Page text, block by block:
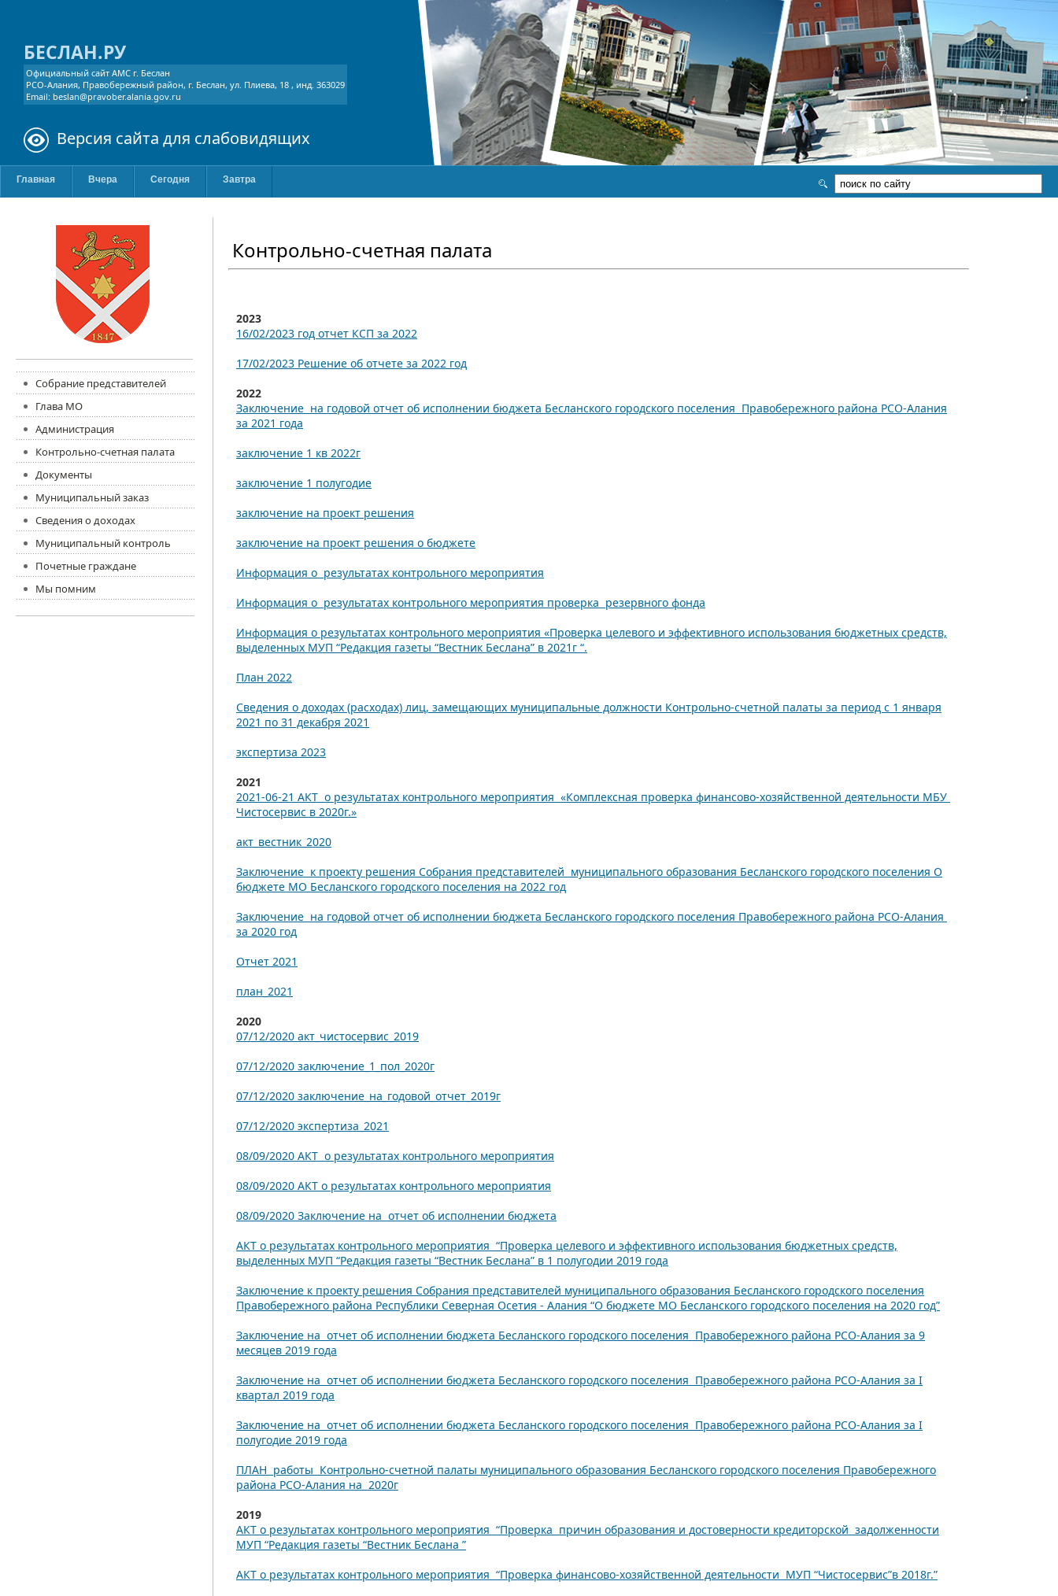
БЕСЛАН.РУ
Официальный сайт АМС г. Беслан
РСО-Алания, Правобережный район, г. Беслан, ул. Плиева, 18 , инд. 363029
Email: beslan@pravober.alania.gov.ru
Версия сайта для слабовидящих
Главная Вчера Сегодня Завтра
Собрание представителей
Глава МО
Администрация
Контрольно-счетная палата
Документы
Муниципальный заказ
Сведения о доходах
Муниципальный контроль
Почетные граждане
Мы помним
Контрольно-счетная палата
2023
16/02/2023 год отчет КСП за 2022
17/02/2023 Решение об отчете за 2022 год
2022
Заключение на годовой отчет об исполнении бюджета Бесланского городского поселения Правобережного района РСО-Алания
за 2021 года
заключение 1 кв 2022г
заключение 1 полугодие
заключение на проект решения
заключение на проект решения о бюджете
Информация о результатах контрольного мероприятия
Информация о результатах контрольного мероприятия проверка резервного фонда
Информация о результатах контрольного мероприятия «Проверка целевого и эффективного использования бюджетных средств,
выделенных МУП “Редакция газеты “Вестник Беслана” в 2021г “.
План 2022
Сведения о доходах (расходах) лиц, замещающих муниципальные должности Контрольно-счетной палаты за период с 1 января
2021 по 31 декабря 2021
экспертиза 2023
2021
2021-06-21 АКТ о результатах контрольного мероприятия «Комплексная проверка финансово-хозяйственной деятельности МБУ
Чистосервиc в 2020г.»
акт_вестник_2020
Заключение к проекту решения Собрания представителей муниципального образования Бесланского городского поселения О
бюджете МО Бесланского городского поселения на 2022 год
Заключение на годовой отчет об исполнении бюджета Бесланского городского поселения Правобережного района РСО-Алания
за 2020 год
Отчет 2021
план_2021
2020
07/12/2020 акт_чистосервис_2019
07/12/2020 заключение_1_пол_2020г
07/12/2020 заключение_на_годовой_отчет_2019г
07/12/2020 экспертиза_2021
08/09/2020 АКТ о результатах контрольного мероприятия
08/09/2020 АКТ о результатах контрольного мероприятия
08/09/2020 Заключение на отчет об исполнении бюджета
АКТ о результатах контрольного мероприятия “Проверка целевого и эффективного использования бюджетных средств,
выделенных МУП “Редакция газеты “Вестник Беслана” в 1 полугодии 2019 года
Заключение к проекту решения Собрания представителей муниципального образования Бесланского городского поселения
Правобережного района Республики Северная Осетия - Алания “О бюджете МО Бесланского городского поселения на 2020 год”
Заключение на отчет об исполнении бюджета Бесланского городского поселения Правобережного района РСО-Алания за 9
месяцев 2019 года
Заключение на отчет об исполнении бюджета Бесланского городского поселения Правобережного района РСО-Алания за I
квартал 2019 года
Заключение на отчет об исполнении бюджета Бесланского городского поселения Правобережного района РСО-Алания за I
полугодие 2019 года
ПЛАН работы Контрольно-счетной палаты муниципального образования Бесланского городского поселения Правобережного
района РСО-Алания на 2020г
2019
АКТ о результатах контрольного мероприятия “Проверка причин образования и достоверности кредиторской задолженности
МУП “Редакция газеты “Вестник Беслана ”
АКТ о результатах контрольного мероприятия “Проверка финансово-хозяйственной деятельности МУП “Чистосервис”в 2018г.”